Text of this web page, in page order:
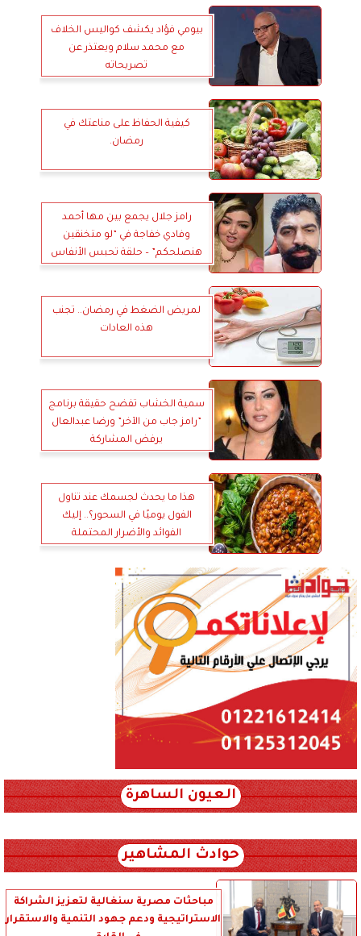
بيومي فؤاد يكشف كواليس الخلاف
مع محمد سلام ويعتذر عن
تصريحاته
كيفية الحفاظ على مناعتك في
رمضان.
رامز جلال يجمع بين مها أحمد
وفادي خفاجة في ”لو متخنقين
هنصلحكم” – حلقة تحبس الأنفاس
لمريض الضغط في رمضان.. تجنب
هذه العادات
سمية الخشاب تفضح حقيقة برنامج
”رامز جاب من الآخر” ورضا عبدالعال
يرفض المشاركة
هذا ما يحدث لجسمك عند تناول
الفول يوميًا في السحور؟.. إليك
الفوائد والأضرار المحتملة
العيون الساهرة
حوادث المشاهير
مباحثات مصرية سنغالية لتعزيز الشراكة
الاستراتيجية ودعم جهود التنمية والاستقرار